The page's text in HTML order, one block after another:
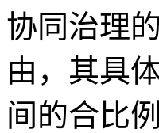
协同治理
由，其具
间的合比